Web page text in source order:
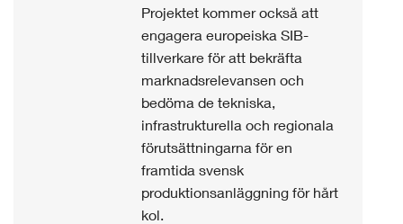
Projektet kommer också att
engagera europeiska SIB-
tillverkare för att bekräfta
marknadsrelevansen och
bedöma de tekniska,
infrastrukturella och regionala
förutsättningarna för en
framtida svensk
produktionsanläggning för hårt
kol.